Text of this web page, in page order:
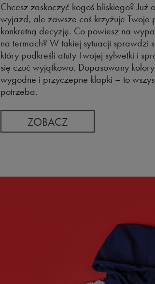
Chcesz zaskoczyć kogoś bliskiego?
wyjazd, ale zawsze coś krzyżuje Twoje
konkretną decyzję. Co powiesz na
na termach? W takiej sytuacji sprawdzi
który podkreśli atuty Twojej sylwetki i
się czuć wyjątkowo. Dopasowany
wygodne i przyczepne klapki – to
potrzeba.
ZOBACZ